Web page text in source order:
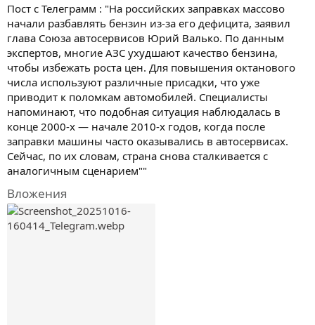
Пост с Телеграмм : "На российских заправках массово
начали разбавлять бензин из-за его дефицита, заявил
глава Союза автосервисов Юрий Валько. По данным
экспертов, многие АЗС ухудшают качество бензина,
чтобы избежать роста цен. Для повышения октанового
числа используют различные присадки, что уже
приводит к поломкам автомобилей. Специалисты
напоминают, что подобная ситуация наблюдалась в
конце 2000-х — начале 2010-х годов, когда после
заправки машины часто оказывались в автосервисах.
Сейчас, по их словам, страна снова сталкивается с
аналогичным сценарием""
Вложения